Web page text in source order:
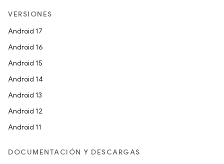
VERSIONES
Android 17
Android 16
Android 15
Android 14
Android 13
Android 12
Android 11
DOCUMENTACIÓN Y DESCARGAS